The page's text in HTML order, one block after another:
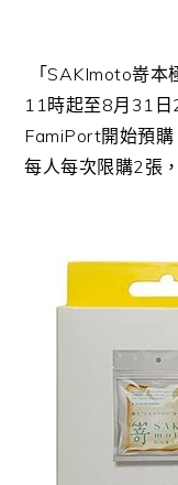
「SAKImoto嵜本
11時起至8月 31 日
FamiPort開始預
每人每次限購2張